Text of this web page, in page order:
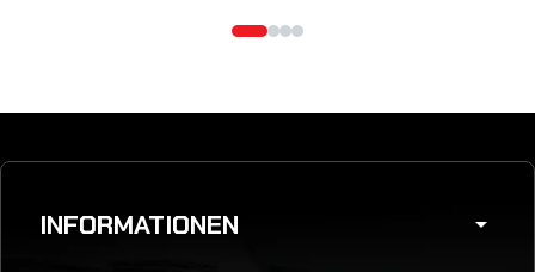
INFORMATIONEN arrow_drop_down